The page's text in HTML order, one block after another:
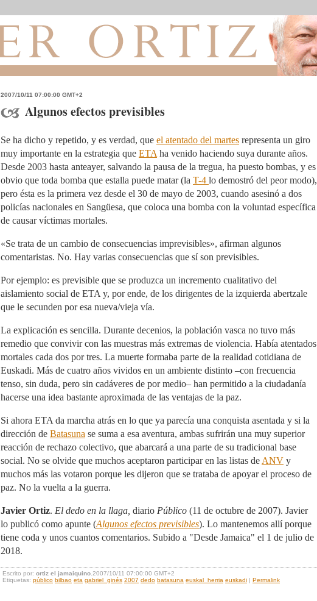
2007/10/11 07:00:00 GMT+2
Algunos efectos previsibles
Se ha dicho y repetido, y es verdad, que el atentado del martes representa un giro
muy importante en la estrategia que ETA ha venido haciendo suya durante años.
Desde 2003 hasta anteayer, salvando la pausa de la tregua, ha puesto bombas, y es
obvio que toda bomba que estalla puede matar (la T-4 lo demostró del peor modo),
pero ésta es la primera vez desde el 30 de mayo de 2003, cuando asesinó a dos
policías nacionales en Sangüesa, que coloca una bomba con la voluntad específica
de causar víctimas mortales.
«Se trata de un cambio de consecuencias imprevisibles», afirman algunos
comentaristas. No. Hay varias consecuencias que sí son previsibles.
Por ejemplo: es previsible que se produzca un incremento cualitativo del
aislamiento social de ETA y, por ende, de los dirigentes de la izquierda abertzale
que le secunden por esa nueva/vieja vía.
La explicación es sencilla. Durante decenios, la población vasca no tuvo más
remedio que convivir con las muestras más extremas de violencia. Había atentados
mortales cada dos por tres. La muerte formaba parte de la realidad cotidiana de
Euskadi. Más de cuatro años vividos en un ambiente distinto –con frecuencia
tenso, sin duda, pero sin cadáveres de por medio– han permitido a la ciudadanía
hacerse una idea bastante aproximada de las ventajas de la paz.
Si ahora ETA da marcha atrás en lo que ya parecía una conquista asentada y si la
dirección de Batasuna se suma a esa aventura, ambas sufrirán una muy superior
reacción de rechazo colectivo, que abarcará a una parte de su tradicional base
social. No se olvide que muchos aceptaron participar en las listas de ANV y
muchos más las votaron porque les dijeron que se trataba de apoyar el proceso de
paz. No la vuelta a la guerra.
Javier Ortiz. El dedo en la llaga, diario Público (11 de octubre de 2007). Javier
lo publicó como apunte (Algunos efectos previsibles). Lo mantenemos allí porque
tiene coda y unos cuantos comentarios. Subido a "Desde Jamaica" el 1 de julio de
2018.
Escrito por: ortiz el jamaiquino .2007/10/11 07:00:00 GMT+2
Etiquetas: público bilbao eta gabriel_ginés 2007 dedo batasuna euskal_herria euskadi | Permalink